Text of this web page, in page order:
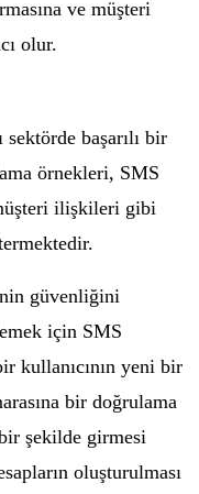
ve müşteri
olur.
başarılı bir
örnekleri, SMS
ilişkileri gibi
güvenliğini
için SMS
kullanıcının yeni bir
bir doğrulama
şekilde girmesi
oluşturulması